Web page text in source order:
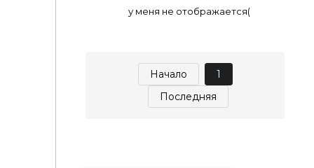
у меня не отображается(
Начало
1
Последняя